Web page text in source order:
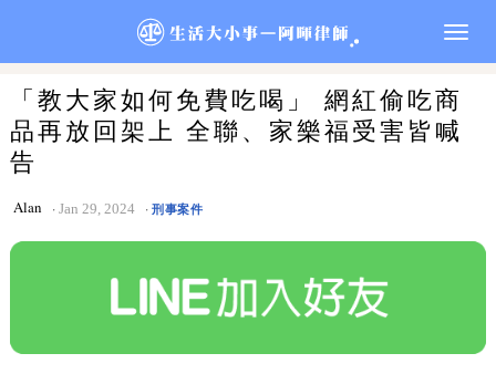
「教大家如何免費吃喝」 網紅偷吃商
品再放回架上 全聯、家樂福受害皆喊
告
Alan Jan 29, 2024 刑事案件